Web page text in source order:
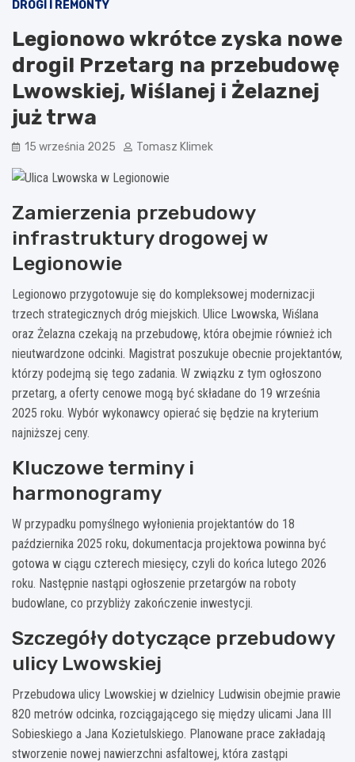
DROGI I REMONTY
Legionowo wkrótce zyska nowe
drogi! Przetarg na przebudowę
Lwowskiej, Wiślanej i Żelaznej
już trwa
15 września 2025 Tomasz Klimek
Zamierzenia przebudowy
infrastruktury drogowej w
Legionowie
Legionowo przygotowuje się do kompleksowej modernizacji
trzech strategicznych dróg miejskich. Ulice Lwowska, Wiślana
oraz Żelazna czekają na przebudowę, która obejmie również ich
nieutwardzone odcinki. Magistrat poszukuje obecnie projektantów,
którzy podejmą się tego zadania. W związku z tym ogłoszono
przetarg, a oferty cenowe mogą być składane do 19 września
2025 roku. Wybór wykonawcy opierać się będzie na kryterium
najniższej ceny.
Kluczowe terminy i
harmonogramy
W przypadku pomyślnego wyłonienia projektantów do 18
października 2025 roku, dokumentacja projektowa powinna być
gotowa w ciągu czterech miesięcy, czyli do końca lutego 2026
roku. Następnie nastąpi ogłoszenie przetargów na roboty
budowlane, co przybliży zakończenie inwestycji.
Szczegóły dotyczące przebudowy
ulicy Lwowskiej
Przebudowa ulicy Lwowskiej w dzielnicy Ludwisin obejmie prawie
820 metrów odcinka, rozciągającego się między ulicami Jana III
Sobieskiego a Jana Kozietulskiego. Planowane prace zakładają
stworzenie nowej nawierzchni asfaltowej, która zastąpi